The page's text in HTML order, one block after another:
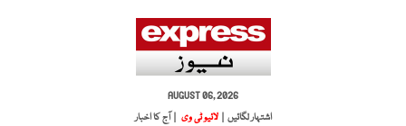
AUGUST 06, 2026
اشتہار لگائیں |
لائیو ٹی وی | آج کا اخبار